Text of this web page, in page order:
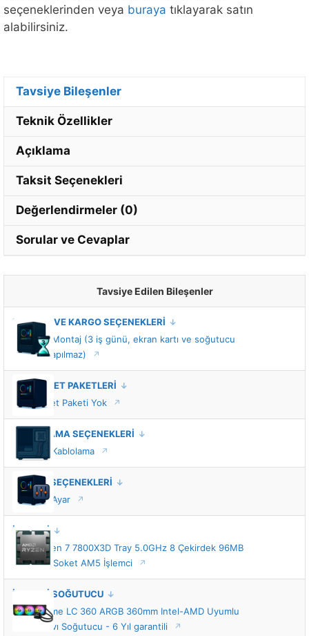
seçeneklerinden veya buraya tıklayarak satın
alabilirsiniz.
Tavsiye Bileşenler
Teknik Özellikler
Açıklama
Taksit Seçenekleri
Değerlendirmeler (0)
Sorular ve Cevaplar
Tavsiye Edilen Bileşenler
MONTAJ VE KARGO SEÇENEKLERİ
Standart Montaj (3 iş günü, ekran kartı ve soğutucu
montajı yapılmaz)
VIP HİZMET PAKETLERİ
VIP Hizmet Paketi Yok
KABLOLAMA SEÇENEKLERİ
Standart Kablolama
TUNING SEÇENEKLERİ
Standart Ayar
İŞLEMCİ
AMD Ryzen 7 7800X3D Tray 5.0GHz 8 Çekirdek 96MB
Önbellek Soket AM5 İşlemci
İŞLEMCİ SOĞUTUCU
ASUS Prime LC 360 ARGB 360mm Intel-AMD Uyumlu
İşlemci Sıvı Soğutucu - 6 Yıl garantili